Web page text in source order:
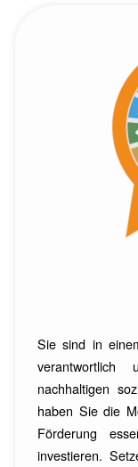
Sie sind in
nachhaltigen
haben Sie die
Förderung
investieren.